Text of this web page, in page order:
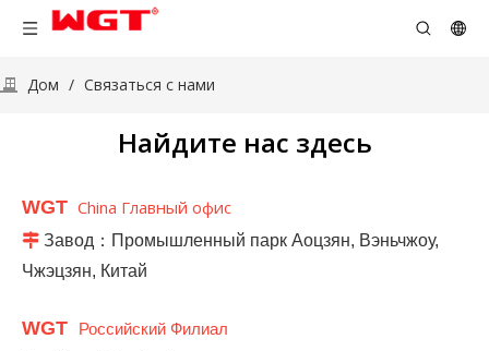
Дом / Связаться с нами
Найдите нас здесь
WGT China Главный офис
 Завод： Промышленный парк Аоцзян, Вэньчжоу,
Чжэцзян, Китай
WGT
Российский Филиал